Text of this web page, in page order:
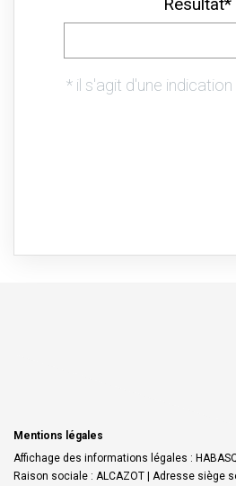
Mentions légales
Affichage des informations légales :
Raison sociale : ALCAZOT | Adresse siège